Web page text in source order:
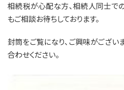
相続税が心配な方、相続人同士で
もご相談お待ちしております。
封筒をご覧になり、ご興味がござい
合わせください。